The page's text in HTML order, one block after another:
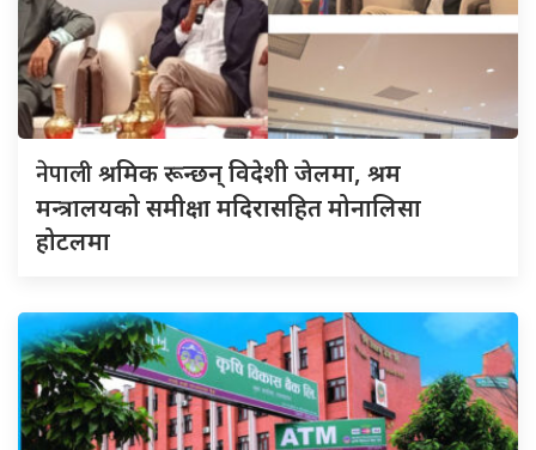
नेपालीश्रमिक रून्छन् विदेशी जेलमा, श्रम
मन्त्रालयको समीक्षा मदिरासहित मोनालिसा
होटलमा